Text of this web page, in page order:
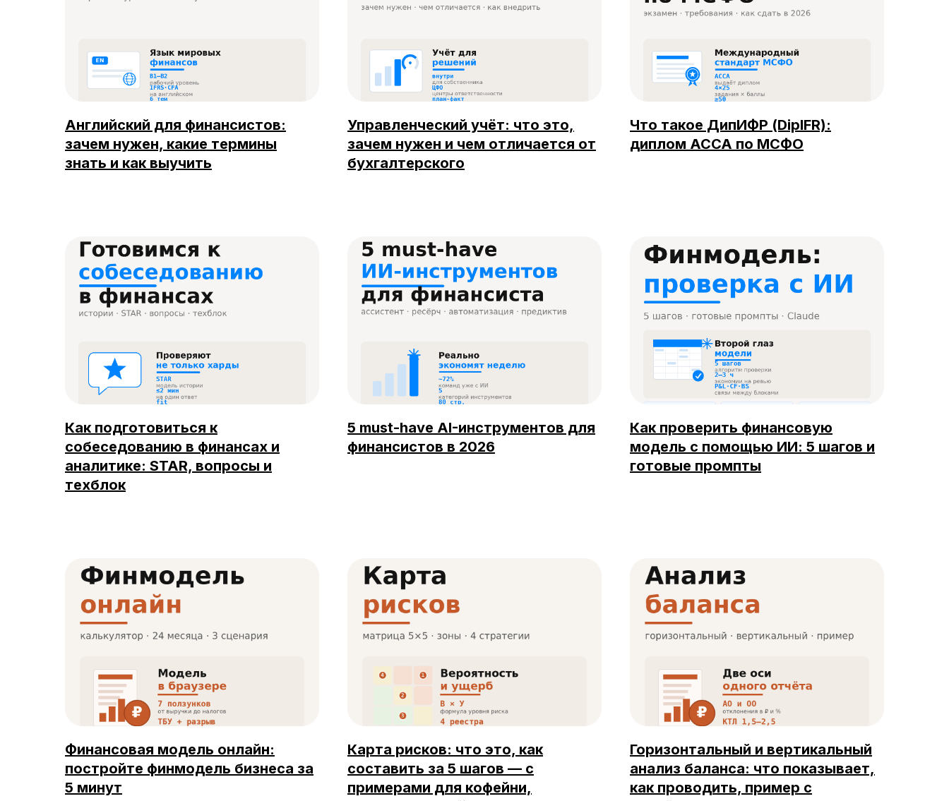
Английский для финансистов:
зачем нужен, какие термины
знать и как выучить
Управленческий учёт: что это,
зачем нужен и чем отличается от
бухгалтерского
Что такое ДипИФР (DipIFR):
диплом ACCA по МСФО
Как подготовиться к
собеседованию в финансах и
аналитике: STAR, вопросы и
техблок
5 must-have AI-инструментов для
финансистов в 2026
Как проверить финансовую
модель с помощью ИИ: 5 шагов и
готовые промпты
Финансовая модель онлайн:
постройте финмодель бизнеса за
5 минут
Карта рисков: что это, как
составить за 5 шагов — с
примерами для кофейни,
Горизонтальный и вертикальный
анализ баланса: что показывает,
как проводить, пример с